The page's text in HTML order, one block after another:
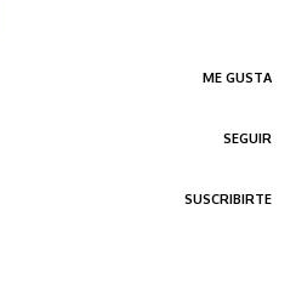
ME GUSTA
SEGUIR
SUSCRIBIRTE